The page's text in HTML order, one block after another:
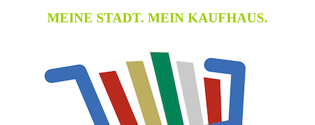
MEINE STADT. MEIN KAUFHAUS.